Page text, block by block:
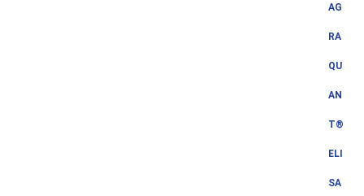
AG
RA
QU
AN
T®
ELI
SA